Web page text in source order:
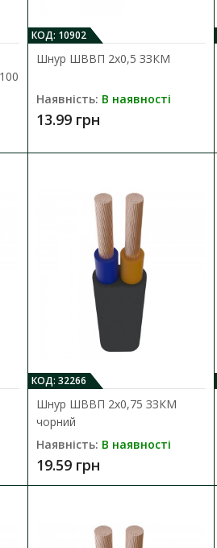
для приєднання до електромережі
кух..
для приєднання до електромережі
кух..
КОД: 10902
Шнур ШВВП 2х0,5 ЗЗКМ
Наявність: В наявності
13.99 грн
КОД: 32266
Шнур ШВВП 2х0,75 ЗЗКМ
чорний
Наявність: В наявності
19.59 грн